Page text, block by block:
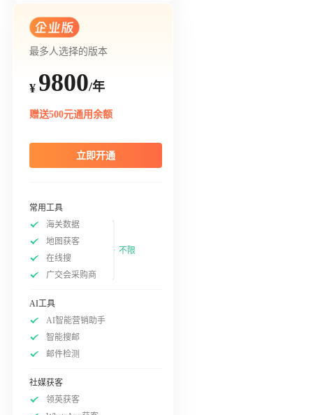
最多人选择的版本
¥ 9800/年
赠送500元通用余额
立即开通
常用工具
海关数据
地图获客
在线搜
广交会采购商
不限
AI工具
AI智能营销助手
智能搜邮
邮件检测
社媒获客
领英获客